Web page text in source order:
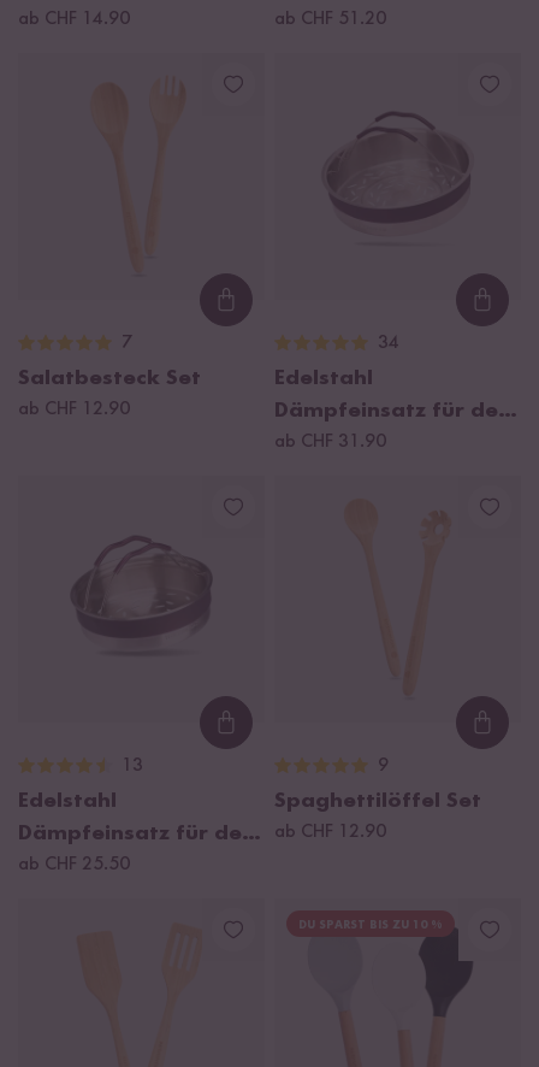
ab CHF 14.90 ab CHF 51.20
Loading...
7
Salatbesteck Set
ab CHF 12.90
34
Edelstahl
Dämpfeinsatz für den
Digitalen Reiskocher
ab CHF 31.90
Loading...
13
Edelstahl
Dämpfeinsatz für den
Digitalen Mini
ab CHF 25.50
9
Spaghettilöffel Set
ab CHF 12.90
DU SPARST BIS ZU 10 %